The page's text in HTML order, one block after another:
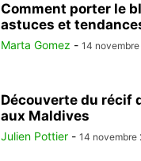
Comment porter le
astuces et
Marta Gomez - 14
Découverte du récif
aux Maldives
Julien Pottier - 14 novembre